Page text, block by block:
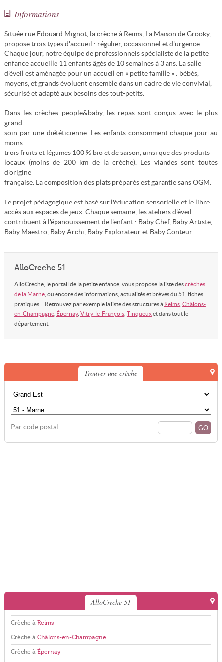
Informations
Située rue Edouard Mignot, la crèche à Reims, La Maison de Grooky,
propose trois types d'accueil : régulier, occasionnel et d'urgence.
Chaque jour, notre équipe de professionnels spécialiste de la petite
enfance accueille 11 enfants âgés de 10 semaines à 3 ans. La salle
d'éveil est aménagée pour un accueil en « petite famille » : bébés,
moyens, et grands évoluent ensemble dans un cadre de vie convivial,
sécurisé et adapté aux besoins des tout-petits.
Dans les crèches people&baby, les repas sont conçus avec le plus
grand
soin par une diététicienne. Les enfants consomment chaque jour au
moins
trois fruits et légumes 100 % bio et de saison, ainsi que des produits
locaux (moins de 200 km de la crèche). Les viandes sont toutes
d'origine
française. La composition des plats préparés est garantie sans OGM.
Le projet pédagogique est basé sur l'éducation sensorielle et le libre
accès aux espaces de jeux. Chaque semaine, les ateliers d'éveil
contribuent à l'épanouissement de l'enfant : Baby Chef, Baby Artiste,
Baby Maestro, Baby Archi, Baby Explorateur et Baby Conteur.
AlloCreche 51
AlloCreche, le portail de la petite enfance, vous propose la liste descrèches
de la Marne, ou encore des informations, actualités et brèves du 51, fiches
pratiques... Retrouvez par exemple la liste des structures à Reims, Châlons-
en-Champagne, Épernay, Vitry-le-François, Tinqueuxet dans tout le
département.
Trouver une crèche
Par code postal
AlloCreche 51
Crèche à Reims
Crèche à Châlons-en-Champagne
Crèche à Épernay